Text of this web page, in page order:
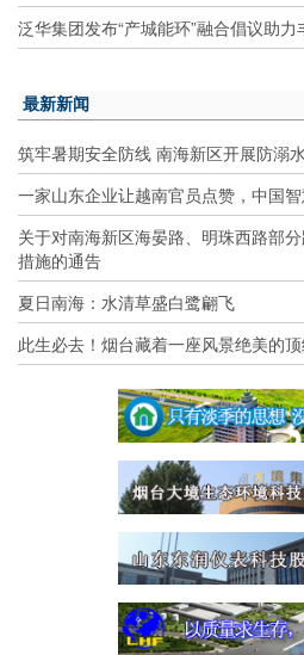
泛华集团发布“产城能环”融合倡议助
最新新闻
筑牢暑期安全防线 南海新区开展防溺
一家山东企业让越南官员点赞，中国
关于对南海新区海晏路、明珠西路部
措施的通告
夏日南海：水清草盛白鹭翩飞
此生必去！烟台藏着一座风景绝美的